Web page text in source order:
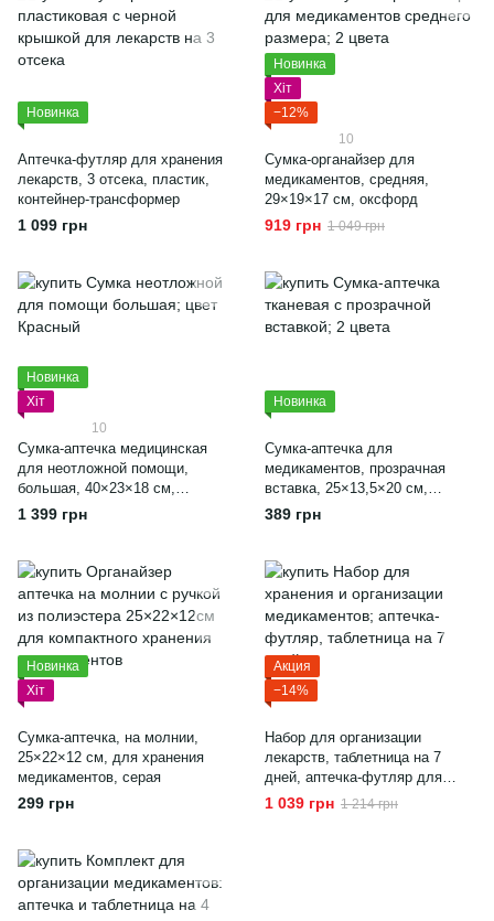
Новинка
Аптечка-футляр для хранения
лекарств, 3 отсека, пластик,
контейнер-трансформер
1 099 грн
Новинка
Хіт
−12%
10
Сумка-органайзер для
медикаментов, средняя,
29×19×17 см, оксфорд
919 грн 1 049 грн
Новинка
Хіт
10
Сумка-аптечка медицинская
для неотложной помощи,
большая, 40×23×18 см,
оксфорд, органайзер для
медикаментов
1 399 грн
Новинка
Сумка-аптечка для
медикаментов, прозрачная
вставка, 25×13,5×20 см,
органайзер - красный
389 грн
Новинка
Хіт
Сумка-аптечка, на молнии,
25×22×12 см, для хранения
медикаментов, серая
299 грн
Акция
−14%
Набор для организации
лекарств, таблетница на 7
дней, аптечка-футляр для
медикаментов
1 039 грн 1 214 грн